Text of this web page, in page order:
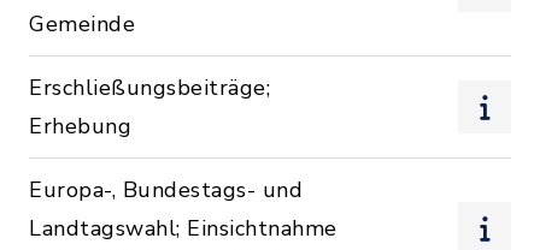
Gemeinde
Erschließungsbeiträge;
Erhebung
Europa-, Bundestags- und
Landtagswahl; Einsichtnahme